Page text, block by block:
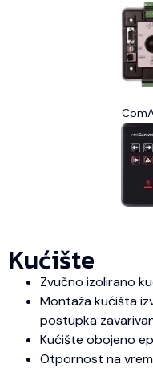
Kućište
Zvučno izolirano
Montaža kućišta
postupka
Kućište obojeno
Otpornost na